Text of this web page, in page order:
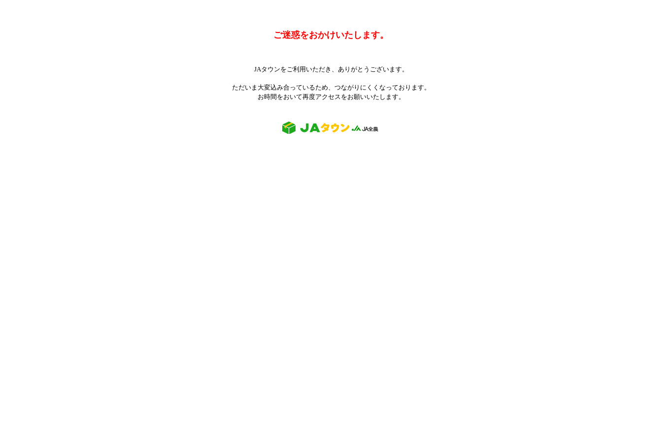
ご迷惑をおかけいたします。
JAタウンをご利用いただき、ありがとうございます。
ただいま大変込み合っているため、つながりにくくなっております。
お時間をおいて再度アクセスをお願いいたします。